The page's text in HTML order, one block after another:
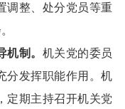
调整、处分党员等重
机制。 机关党的委员
分发挥职能作用。机
定期主持召开机关党